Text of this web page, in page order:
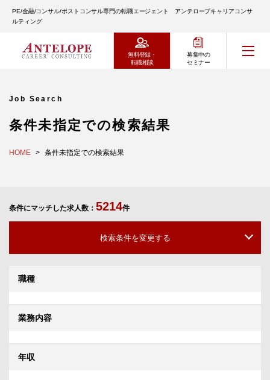
PE/金融/コンサル/ポストコンサル専門の転職エージェント アンテロープキャリアコンサ
ルティング
無料登録・
転職相談
募集中の
セミナー
Job Search
条件未指定での検索結果
HOME 条件未指定での検索結果
条件にマッチした求人数： 5214件
検索条件を変更する
職種
業務内容
年収